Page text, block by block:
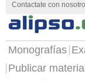
Contactate con
Monografías
Publicar